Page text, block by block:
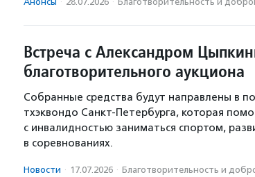
Встреча с Александром
благотворительного аукциона
Собранные средства будут направлены в
тхэквондо Санкт-Петербурга, которая
с инвалидностью заниматься спортом,
в соревнованиях.
Новости · 17.07.2026 · Благотвори­тель­ность и